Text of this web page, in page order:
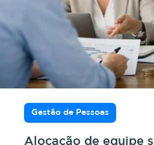
Gestão de Pessoas
Alocação de equipe